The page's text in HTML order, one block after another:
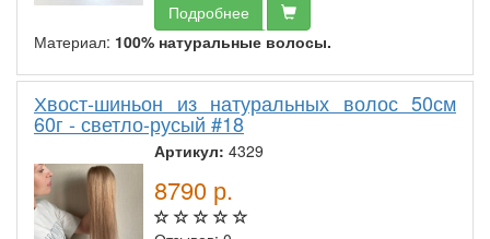
Подробнее
Материал: 100% натуральные волосы.
Хвост-шиньон из натуральных волос 50см
60г - светло-русый #18
Артикул: 4329
8790 р.